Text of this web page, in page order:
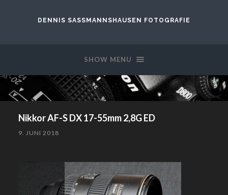
DENNIS SASSMANNSHAUSEN FOTOGRAFIE
SHOW MENU
Nikkor AF-S DX 17-55mm 2,8G ED
9. JUNI 2018